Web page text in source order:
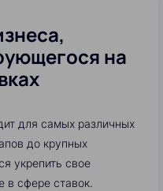
на
для самых различных
до крупных
укрепить свое
в сфере ставок.